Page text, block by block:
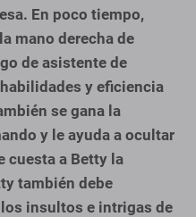
En poco tiempo,
mano derecha de
de asistente de
y eficiencia
se gana la
y le ayuda a ocultar
cuesta a Betty la
también debe
insultos e intrigas de